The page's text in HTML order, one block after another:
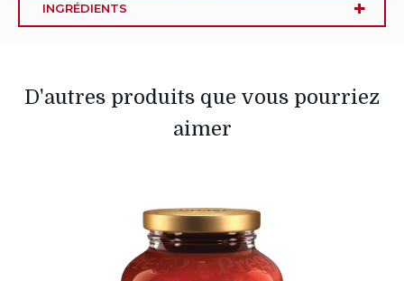
INGRÉDIENTS
D'autres produits que vous pourriez
aimer